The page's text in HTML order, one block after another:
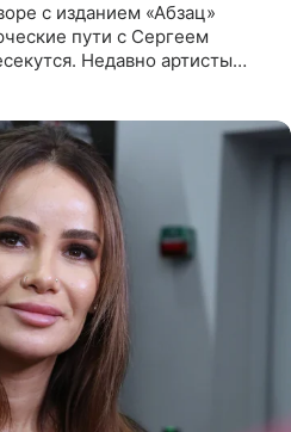
с изданием «Абзац»
пути с Сергеем
Недавно артисты